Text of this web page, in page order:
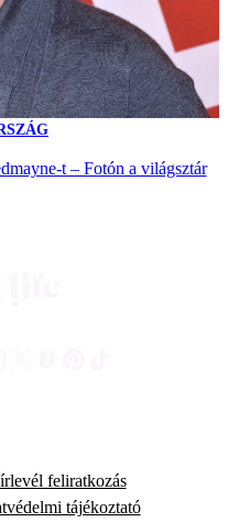
t – Fotón a világsztár
feliratkozás
tájékoztató